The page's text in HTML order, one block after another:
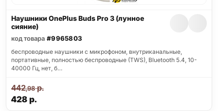
Наушники OnePlus Buds Pro 3 (лунное
сияние)
код товара #9965803
беспроводные наушники с микрофоном, внутриканальные,
портативные, полностью беспроводные (TWS), Bluetooth 5.4, 10-
40000 Гц, нет, б…
428р.
442,98р.